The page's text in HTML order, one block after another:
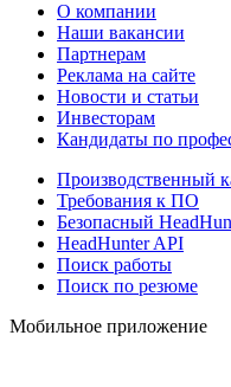
О компании
Наши вакансии
Партнерам
Реклама на сайте
Новости и статьи
Инвесторам
Кандидаты по
Производственный
Требования к ПО
Безопасный
HeadHunter API
Поиск работы
Поиск по резюме
Мобильное приложение